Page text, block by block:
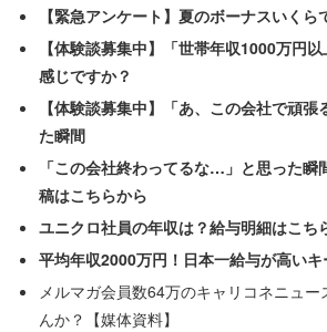
と書き、憤りをあらわにする。
勤務先のブラックな対応はそれだけで
「父が大病をして手術する日も、『人
れては困る』と。今後、父の容態次第
るかもしれないと伝えると『事前にわ
言われました。休みの日などにグルー
係のないことを送ってきたり、失敗し
内で晒されたりします」
【緊急アンケート】夏のボーナスいくら
【体験談募集中】「世帯年収1000万円
感じですか？
【体験談募集中】「あ、この会社で頑
た瞬間
「この会社終わってるな…」と思った
稿はこちらから
ユニクロ社員の年収は？給与明細はこち
平均年収2000万円！日本一給与が高い
メルマガ会員数64万のキャリコネニュ
んか？【媒体資料】